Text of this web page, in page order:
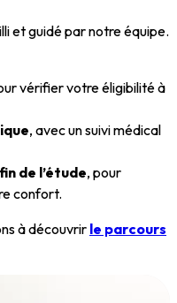
et guidé par notre équipe.
vérifier votre éligibilité à
, avec un suivi médical
de l’étude, pour
confort.
à découvrir le parcours